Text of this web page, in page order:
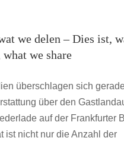
Blick
in
den
Flandern
Buchmesse Frankfurt
we delen – Dies ist,
we share
überschlagen sich
über den
auf der Frankfurter
ist nicht nur die Anzahl der